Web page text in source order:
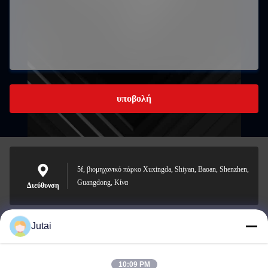
υποβολή
Διεύθυνση
5f, βιομηχανικό πάρκο Xuxingda, Shiyan, Baoan, Shenzhen,
Guangdong, Κίνα
jutaisales18@gmail.com
Jutai
10:09 PM